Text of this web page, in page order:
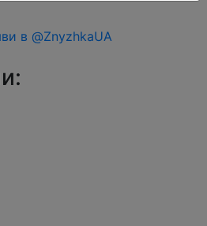
в @ZnyzhkaUA